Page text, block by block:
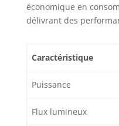
économique en
délivrant des
Caractéristique
Puissance
Flux lumineux